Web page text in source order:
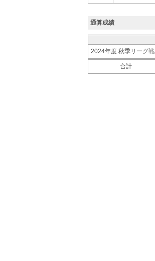
通算成績
2024年度 秋季リーグ戦
合計